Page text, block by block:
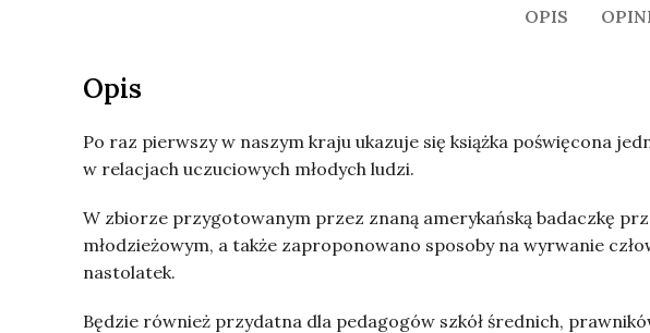
OPIS
Opis
Po raz pierwszy w naszym kraju ukazuje się książka poświęcona
w relacjach uczuciowych młodych ludzi.
W zbiorze przygotowanym przez znaną amerykańską badaczkę
młodzieżowym, a także zaproponowano sposoby na wyrwanie
nastolatek.
Będzie również przydatna dla pedagogów szkół średnich,